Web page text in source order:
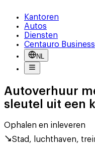
Kantoren
Autos
Diensten
Centauro Business
NL
Autoverhuur
sleutel uit een
Ophalen en inleveren
Stad, luchthaven,